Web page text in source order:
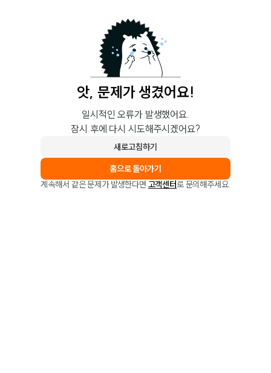
앗, 문제가 생겼어요!
일시적인 오류가 발생했어요.
잠시 후에 다시 시도해주시겠어요?
새로고침하기
홈으로 돌아가기
계속해서 같은 문제가 발생한다면 고객센터로 문의해주세요.